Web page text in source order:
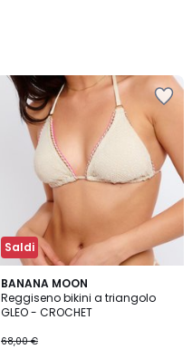
Saldi
BANANA MOON
Reggiseno bikini a triangolo
GLEO - CROCHET
68,00 €